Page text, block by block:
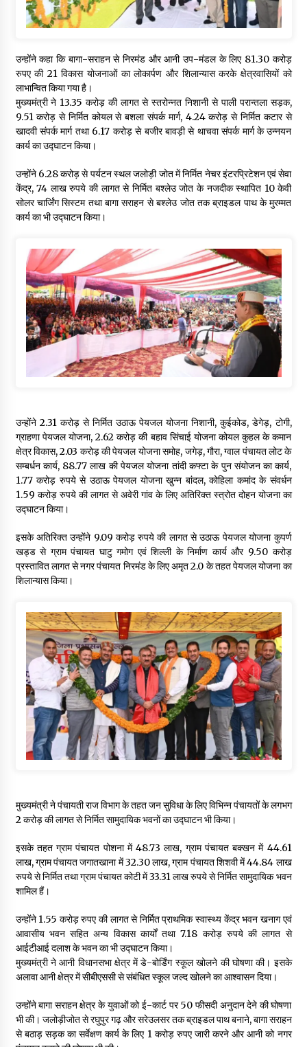
उन्होंने कहा कि बागा-सराहन से निरमंड और आनी उप-मंडल के लिए 81.30 करोड़
रुपए की 21 विकास योजनाओं का लोकार्पण और शिलान्यास करके क्षेत्रवासियों को
लाभान्वित किया गया है।
मुख्यमंत्री ने 13.35 करोड़ की लागत से स्तरोन्नत निशानी से पाली परान्तला सड़क,
9.51 करोड़ से निर्मित कोयल से बशला संपर्क मार्ग, 4.24 करोड़ से निर्मित कटार से
खादवी संपर्क मार्ग तथा 6.17 करोड़ से बजीर बावड़ी से थाचवा संपर्क मार्ग के उन्नयन
कार्य का उद्घाटन किया।
उन्होंने 6.28 करोड़ से पर्यटन स्थल जलोड़ी जोत में निर्मित नेचर इंटरप्रिटेशन एवं सेवा
केंद्र, 74 लाख रुपये की लागत से निर्मित बश्लेउ जोत के नजदीक स्थापित 10 केवी
सोलर चार्जिंग सिस्टम तथा बागा सराहन से बश्लेउ जोत तक ब्राइडल पाथ के मुरम्मत
कार्य का भी उद्घाटन किया।
उन्होंने 2.31 करोड़ से निर्मित उठाऊ पेयजल योजना निशानी, कुईकोड, डेगेड़, टोगी,
ग्राहणा पेयजल योजना, 2.62 करोड़ की बहाव सिंचाई योजना कोयल कुहल के कमान
क्षेत्र विकास, 2.03 करोड़ की पेयजल योजना समोह, जगेड़, गौरा, ग्वाल पंचायत लोट के
सम्बर्धन कार्य, 88.77 लाख की पेयजल योजना तांदी कफ्टा के पुन संयोजन का कार्य,
1.77 करोड़ रुपये से उठाऊ पेयजल योजना खुन्न बांदल, कोहिला कमांद के संवर्धन
1.59 करोड़ रुपये की लागत से अवेरी गांव के लिए अतिरिक्त स्त्रोत दोहन योजना का
उद्घाटन किया।
इसके अतिरिक्त उन्होंने 9.09 करोड़ रुपये की लागत से उठाऊ पेयजल योजना कुपर्ण
खड्ड से ग्राम पंचायत घाटु गमोग एवं शिल्ली के निर्माण कार्य और 9.50 करोड़
प्रस्तावित लागत से नगर पंचायत निरमंड के लिए अमृत 2.0 के तहत पेयजल योजना का
शिलान्यास किया।
मुख्यमंत्री ने पंचायती राज विभाग के तहत जन सुविधा के लिए विभिन्न पंचायतों के लगभग
2 करोड़ की लागत से निर्मित सामुदायिक भवनों का उद्घाटन भी किया।
इसके तहत ग्राम पंचायत पोशना में 48.73 लाख, ग्राम पंचायत बक्खन में 44.61
लाख, ग्राम पंचायत जगातखाना में 32.30 लाख, ग्राम पंचायत शिशवी में 44.84 लाख
रुपये से निर्मित तथा ग्राम पंचायत कोटी में 33.31 लाख रुपये से निर्मित सामुदायिक भवन
शामिल हैं।
उन्होंने 1.55 करोड़ रुपए की लागत से निर्मित प्राथमिक स्वास्थ्य केंद्र भवन खनाग एवं
आवासीय भवन सहित अन्य विकास कार्यों तथा 7.18 करोड़ रुपये की लागत से
आईटीआई दलाश के भवन का भी उद्घाटन किया।
मुख्यमंत्री ने आनी विधानसभा क्षेत्र में डे-बोर्डिंग स्कूल खोलने की घोषणा की। इसके
अलावा आनी क्षेत्र में सीबीएससी से संबंधित स्कूल जल्द खोलने का आश्वासन दिया।
उन्होंने बागा सराहन क्षेत्र के युवाओं को ई-कार्ट पर 50 फीसदी अनुदान देने की घोषणा
भी की। जलोड़ीजोत से रघुपुर गढ़ और सरेउलसर तक ब्राइडल पाथ बनाने, बागा सराहन
से बठाड़ सड़क का सर्वेक्षण कार्य के लिए 1 करोड़ रुपए जारी करने और आनी को नगर